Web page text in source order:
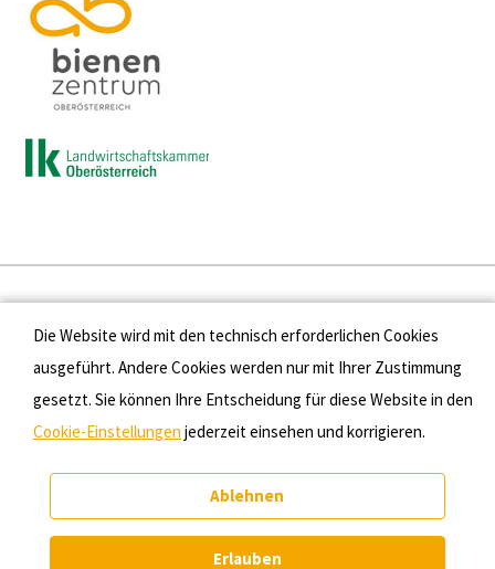
Presse
Kontakt
Datenschutz
Cookie-Einstellungen
Die Website wird mit den technisch erforderlichen Cookies
ausgeführt. Andere Cookies werden nur mit Ihrer Zustimmung
gesetzt. Sie können Ihre Entscheidung für diese Website in den
Cookie-Einstellungen jederzeit einsehen und korrigieren.
Ablehnen
Erlauben